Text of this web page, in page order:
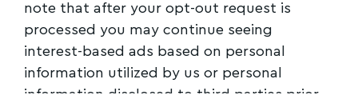
note that after your opt-out request is
processed you may continue seeing
interest-based ads based on personal
information utilized by us or personal
information disclosed to third parties prior
δήμων και οι υπηρεσίες μας να έχουν πλήρη
πρόσβαση στα δεδομένα της πορείας των
έργων, από την υποβολή της πρώτης αίτησης
μέχρι την παραλαβή τους», κατέληξε ο κ.